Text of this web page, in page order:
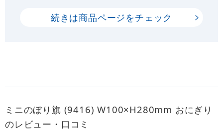
続きは商品ページをチェック
ミニのぼり旗 (9416) W100×H280mm おにぎり
のレビュー・口コミ